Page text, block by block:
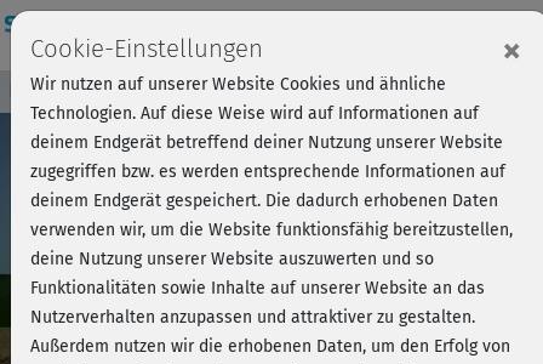
Play
Video
Kursvorschau - Jetzt mitmachen!
Cookie-Einstellungen ×
Wir nutzen auf unserer Website Cookies und ähnliche
Technologien. Auf diese Weise wird auf Informationen auf
deinem Endgerät betreffend deiner Nutzung unserer Website
zugegriffen bzw. es werden entsprechende Informationen auf
deinem Endgerät gespeichert. Die dadurch erhobenen Daten
verwenden wir, um die Website funktionsfähig bereitzustellen,
deine Nutzung unserer Website auszuwerten und so
Funktionalitäten sowie Inhalte auf unserer Website an das
Nutzerverhalten anzupassen und attraktiver zu gestalten.
Außerdem nutzen wir die erhobenen Daten, um den Erfolg von